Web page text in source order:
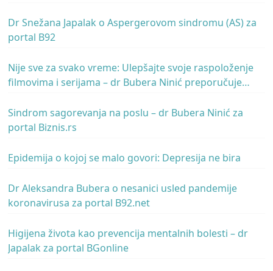
Dr Snežana Japalak o Aspergerovom sindromu (AS) za
portal B92
Nije sve za svako vreme: Ulepšajte svoje raspoloženje
filmovima i serijama – dr Bubera Ninić preporučuje
Sindrom sagorevanja na poslu – dr Bubera Ninić za
portal Biznis.rs
Epidemija o kojoj se malo govori: Depresija ne bira
Dr Aleksandra Bubera o nesanici usled pandemije
koronavirusa za portal B92.net
Higijena života kao prevencija mentalnih bolesti – dr
Japalak za portal BGonline